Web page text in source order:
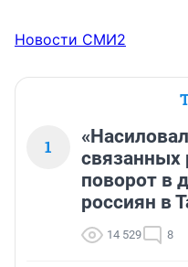
Новости СМИ2
1
связанных
поворот в
россиян в
14 529 8